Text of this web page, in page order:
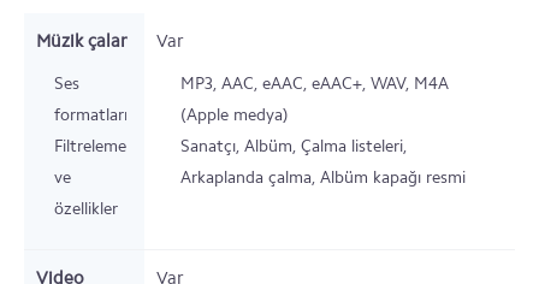
Müzik çalar Var
Ses
formatları
MP3, AAC, eAAC, eAAC+, WAV, M4A
(Apple medya)
Filtreleme
ve
özellikler
Sanatçı, Albüm, Çalma listeleri,
Arkaplanda çalma, Albüm kapağı resmi
Video
Var